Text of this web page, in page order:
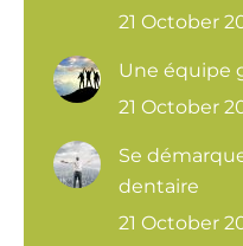
21 October
Une équipe
21 October
Se
dentaire
21 October